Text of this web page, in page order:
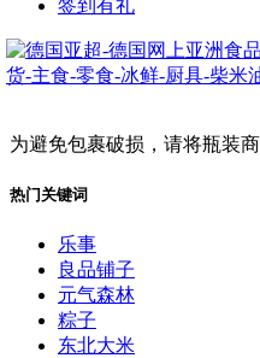
签到有礼
为避免包裹破损，请将瓶装
热门关键词
乐事
良品铺子
元气森林
粽子
东北大米